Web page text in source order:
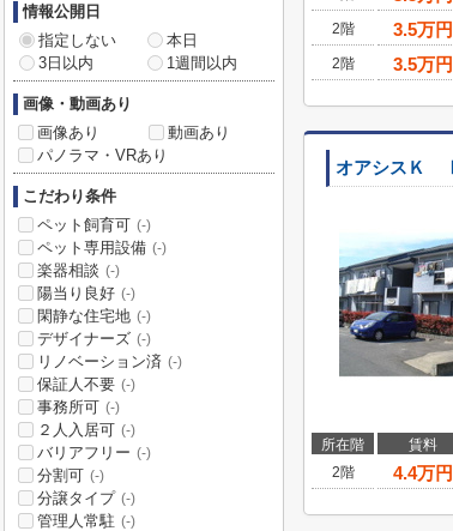
2階
3.5万円
2階
3.5万円
オアシスＫ Ⅰ
所在階 賃料
2階
4.4万円
情報公開日
指定しない
本日
3日以内
1週間以内
画像・動画あり
画像あり
動画あり
パノラマ・VRあり
こだわり条件
ペット飼育可 (-)
ペット専用設備 (-)
楽器相談 (-)
陽当り良好 (-)
閑静な住宅地 (-)
デザイナーズ (-)
リノベーション済 (-)
保証人不要 (-)
事務所可 (-)
２人入居可 (-)
バリアフリー (-)
分割可 (-)
分譲タイプ (-)
管理人常駐 (-)